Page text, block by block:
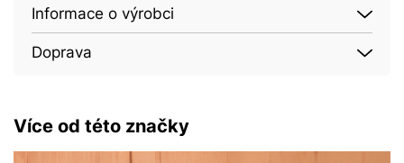
Informace o výrobci
Doprava
Více od této značky